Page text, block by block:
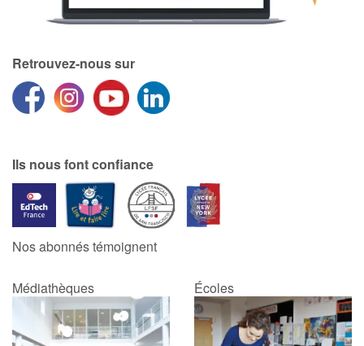
Amour et amitié
Sujets de société
Formats et illustrations
Catalogue anglais
Contraste +
Retrouvez-nous sur
Ils nous font confiance
Nos abonnés témoignent
Médiathèques Écoles